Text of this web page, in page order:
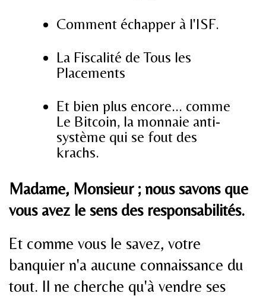
Comment échapper à l'ISF.
La Fiscalité de Tous les
Placements
Et bien plus encore... comme
Le Bitcoin, la monnaie anti-
système qui se fout des
krachs.
Madame, Monsieur ; nous savons que
vous avez le sens des responsabilités.
Et comme vous le savez, votre
banquier n'a aucune connaissance du
tout. Il ne cherche qu'à vendre ses